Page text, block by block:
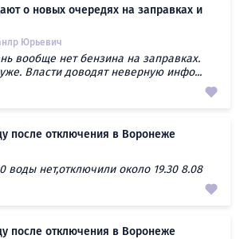
о новых очередях на заправках и
Юрьевич
вообще нет бензина на заправках.
Власти доводят неверную инфо...
после отключения в Воронеже
воды нет,отключили около 19.30 8.08
после отключения в Воронеже